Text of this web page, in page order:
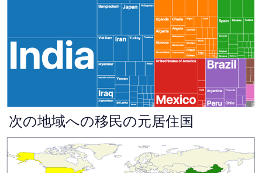
次の地域への移民の元居住国